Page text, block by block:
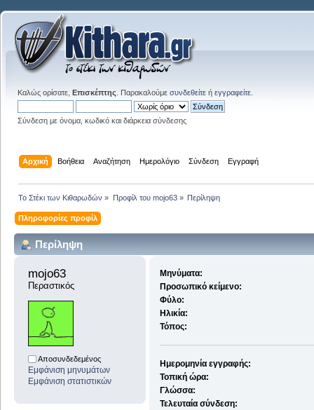
Καλώς ορίσατε, Επισκέπτης . Παρακαλούμε συνδεθείτε ή εγγραφείτε
Σύνδεση με όνομα, κωδικό και διάρκεια σύνδεσης
Αρχική Βοήθεια Αναζήτηση Ημερολόγιο Σύνδεση Εγγραφή
Το Στέκι των Κιθαρωδών » Προφίλ του mojo63» Περίληψη
Πληροφορίες προφίλ
Περίληψη
mojo63
Περαστικός
Αποσυνδεδεμένος
Εμφάνιση μηνυμάτων
Εμφάνιση στατιστικών
Μηνύματα:
Προσωπικό κείμενο:
Φύλο:
Ηλικία:
Τόπος:
Ημερομηνία εγγραφής:
Τοπική ώρα:
Γλώσσα:
Τελευταία σύνδεση: